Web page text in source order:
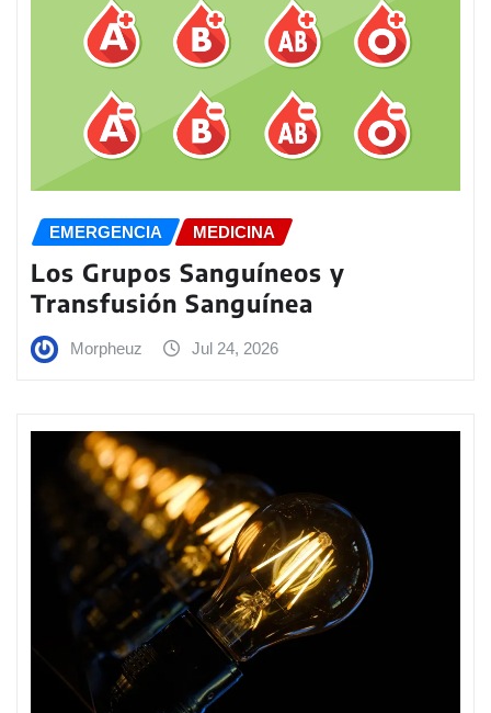
EMERGENCIA MEDICINA
Los Grupos Sanguíneos y
Transfusión Sanguínea
Morpheuz Jul 24, 2026